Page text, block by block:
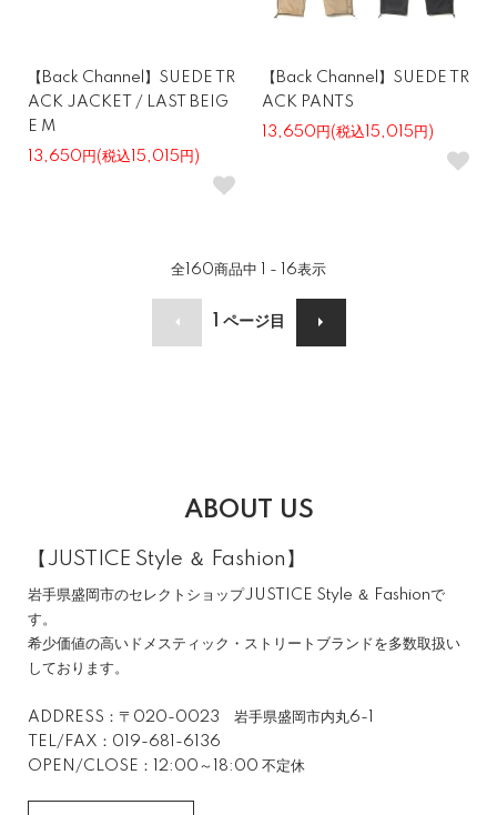
【Back Channel】SUEDE TR
ACK JACKET / LAST BEIG
E M
13,650円(税込15,015円)
【Back Channel】SUEDE TR
ACK PANTS
13,650円(税込15,015円)
全 160商品中 1 - 16表示
ページ目
ABOUT US
【JUSTICE Style ＆ Fashion】
岩手県盛岡市のセレクトショップJUSTICE Style ＆ Fashionで
す。
希少価値の高いドメスティック・ストリートブランドを多数取扱い
しております。
ADDRESS：〒020-0023 岩手県盛岡市内丸6-1
TEL/FAX：019-681-6136
OPEN/CLOSE：12:00～18:00 不定休